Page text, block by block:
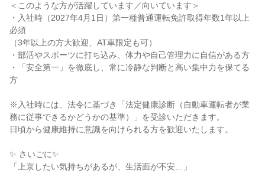
＜このような方が活躍しています／向いています＞
・入社時（2027年4月1日）第一種普通運転免許取得年数1年以上
必須
（3年以上の方大歓迎、AT車限定も可）
・部活やスポーツに打ち込み、体力や自己管理力に自信がある方
・「安全第一」を徹底し、常に冷静な判断と高い集中力を保てる
方
※入社時には、法令に基づき「法定健康診断（自動車運転者が業
務に従事できるかどうかの基準）」を受診いただきます。
日頃から健康維持に意識を向けられる方を歓迎いたします。
✨ さいごに✨
「上京したい気持ちがあるが、生活面が不安…」